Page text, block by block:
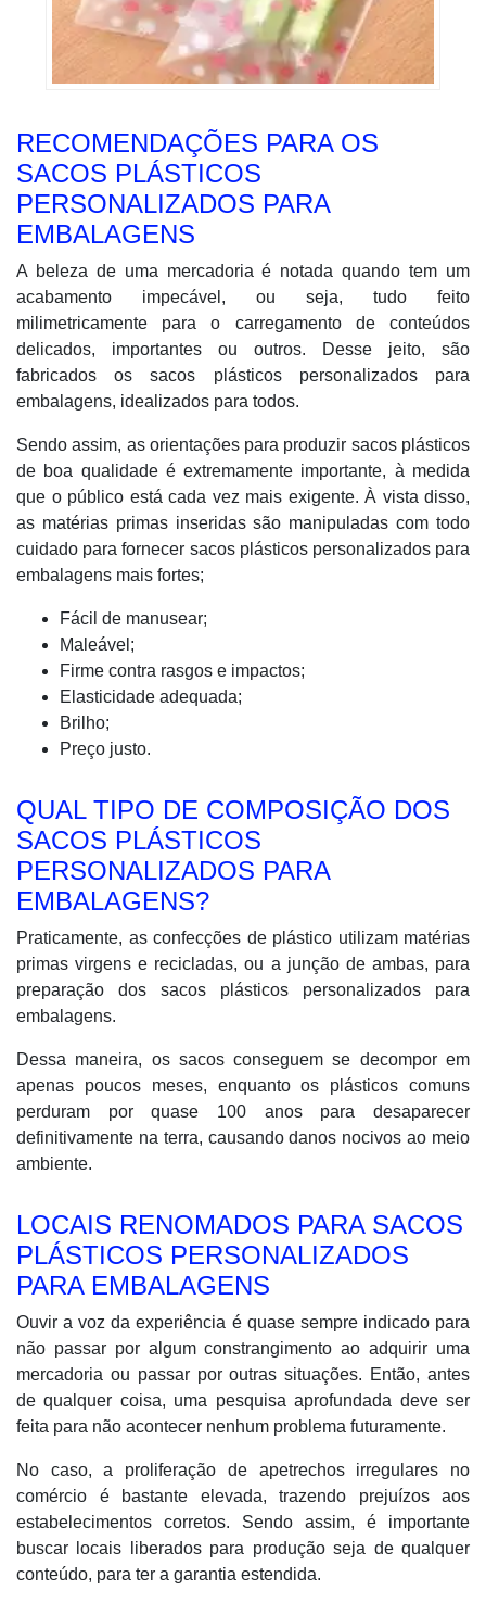
RECOMENDAÇÕES PARA OS
SACOS PLÁSTICOS
PERSONALIZADOS PARA
EMBALAGENS
A beleza de uma mercadoria é notada quando tem um
acabamento impecável, ou seja, tudo feito
milimetricamente para o carregamento de conteúdos
delicados, importantes ou outros. Desse jeito, são
fabricados os sacos plásticos personalizados para
embalagens, idealizados para todos.
Sendo assim, as orientações para produzir sacos plásticos
de boa qualidade é extremamente importante, à medida
que o público está cada vez mais exigente. À vista disso,
as matérias primas inseridas são manipuladas com todo
cuidado para fornecer sacos plásticos personalizados para
embalagens mais fortes;
Fácil de manusear;
Maleável;
Firme contra rasgos e impactos;
Elasticidade adequada;
Brilho;
Preço justo.
QUAL TIPO DE COMPOSIÇÃO DOS
SACOS PLÁSTICOS
PERSONALIZADOS PARA
EMBALAGENS?
Praticamente, as confecções de plástico utilizam matérias
primas virgens e recicladas, ou a junção de ambas, para
preparação dos sacos plásticos personalizados para
embalagens.
Dessa maneira, os sacos conseguem se decompor em
apenas poucos meses, enquanto os plásticos comuns
perduram por quase 100 anos para desaparecer
definitivamente na terra, causando danos nocivos ao meio
ambiente.
LOCAIS RENOMADOS PARA SACOS
PLÁSTICOS PERSONALIZADOS
PARA EMBALAGENS
Ouvir a voz da experiência é quase sempre indicado para
não passar por algum constrangimento ao adquirir uma
mercadoria ou passar por outras situações. Então, antes
de qualquer coisa, uma pesquisa aprofundada deve ser
feita para não acontecer nenhum problema futuramente.
No caso, a proliferação de apetrechos irregulares no
comércio é bastante elevada, trazendo prejuízos aos
estabelecimentos corretos. Sendo assim, é importante
buscar locais liberados para produção seja de qualquer
conteúdo, para ter a garantia estendida.